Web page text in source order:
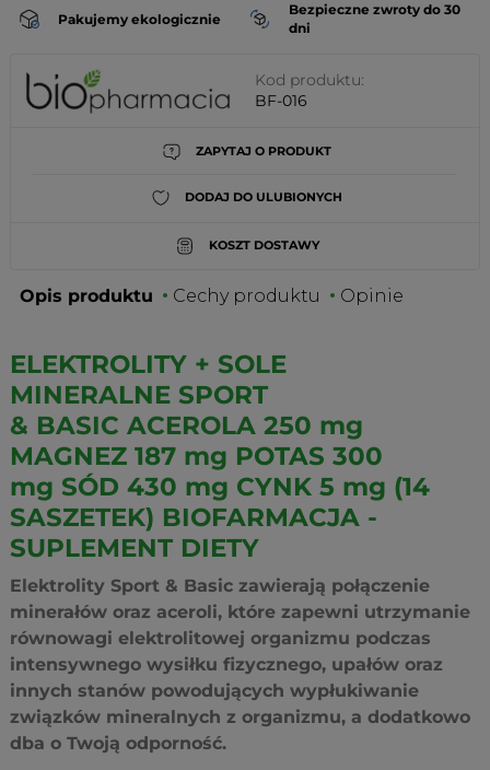
Pakujemy ekologicznie
Bezpieczne zwroty do 30
dni
Kod produktu:
BF-016
ZAPYTAJ O PRODUKT
DODAJ DO ULUBIONYCH
KOSZT DOSTAWY
Opis produktu Cechy produktu Opinie
ELEKTROLITY + SOLE
MINERALNE SPORT
& BASIC ACEROLA 250 mg
MAGNEZ 187 mg POTAS 300
mg SÓD 430 mg CYNK 5 mg (14
SASZETEK) BIOFARMACJA -
SUPLEMENT DIETY
Elektrolity Sport & Basic zawierają połączenie
minerałów oraz aceroli, które zapewni utrzymanie
równowagi elektrolitowej organizmu podczas
intensywnego wysiłku fizycznego, upałów oraz
innych stanów powodujących wypłukiwanie
związków mineralnych z organizmu, a dodatkowo
dba o Twoją odporność.